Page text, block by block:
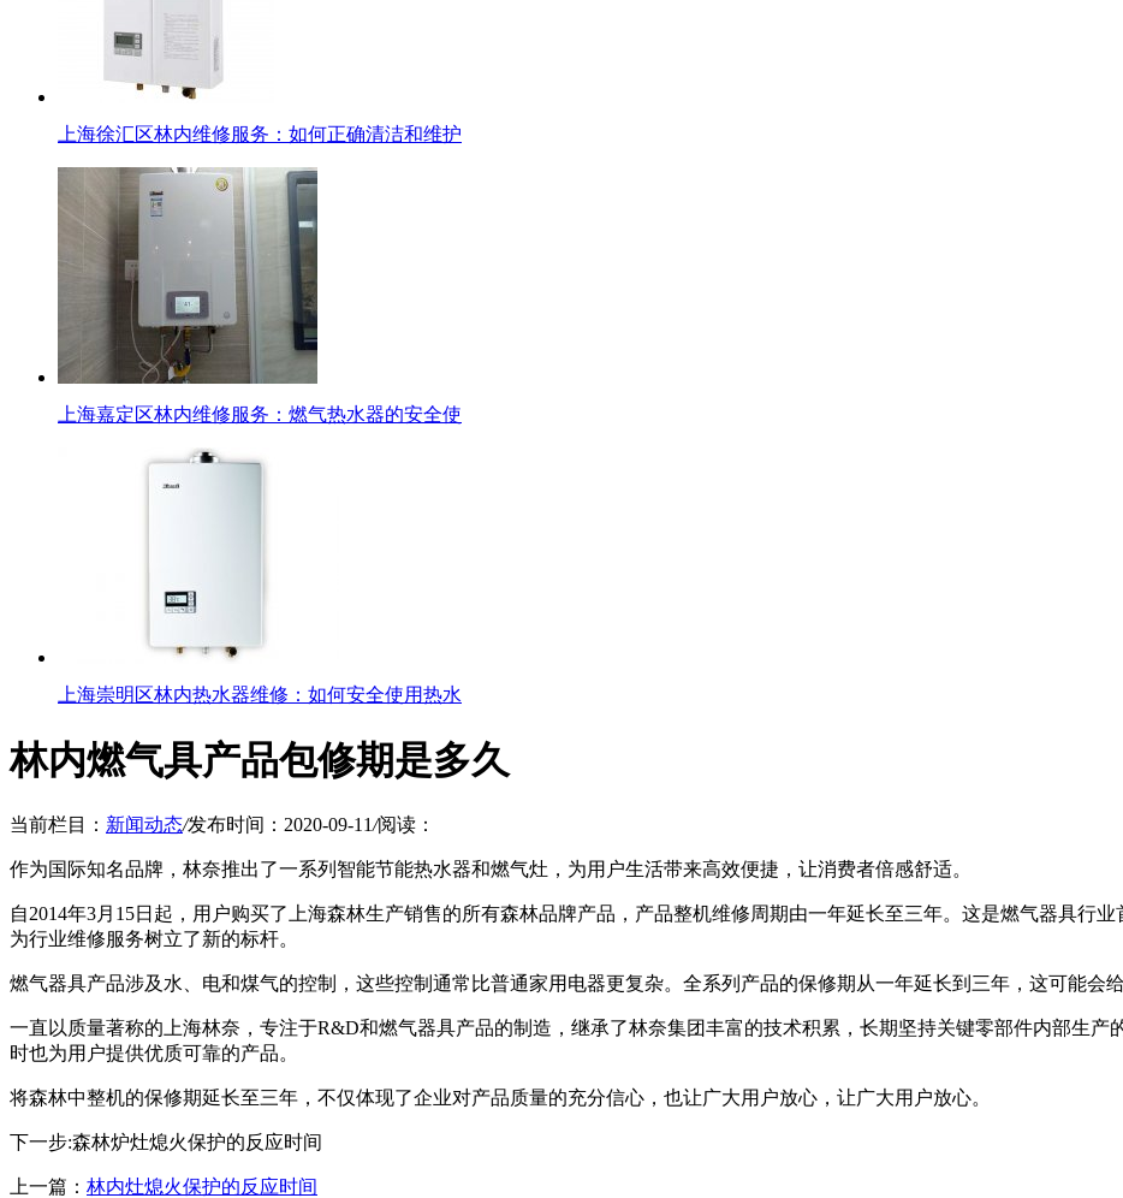
上海徐汇区林内维修服务：如何正确清洁和维护
上海嘉定区林内维修服务：燃气热水器的安全使
上海崇明区林内热水器维修：如何安全使用热水
林内燃气具产品包修期是多久
当前栏目： 新闻动态/发布时间：2020-09-11/阅读：
作为国际知名品牌，林奈推出了一系列智能节能热水器和燃气灶，为用户生活带来高效便捷，让消费者倍感舒适。
自2014年3月15日起，用户购买了上海森林生产销售的所有森林品牌产品，产品整机维修周期由一年延长至三年。这是燃气器具行
为行业维修服务树立了新的标杆。
燃气器具产品涉及水、电和煤气的控制，这些控制通常比普通家用电器更复杂。全系列产品的保修期从一年延长到三年，这可能会
一直以质量著称的上海林奈，专注于R&D和燃气器具产品的制造，继承了林奈集团丰富的技术积累，长期坚持关键零部件内部生产
时也为用户提供优质可靠的产品。
将森林中整机的保修期延长至三年，不仅体现了企业对产品质量的充分信心，也让广大用户放心，让广大用户放心。
下一步:森林炉灶熄火保护的反应时间
上一篇： 林内灶熄火保护的反应时间